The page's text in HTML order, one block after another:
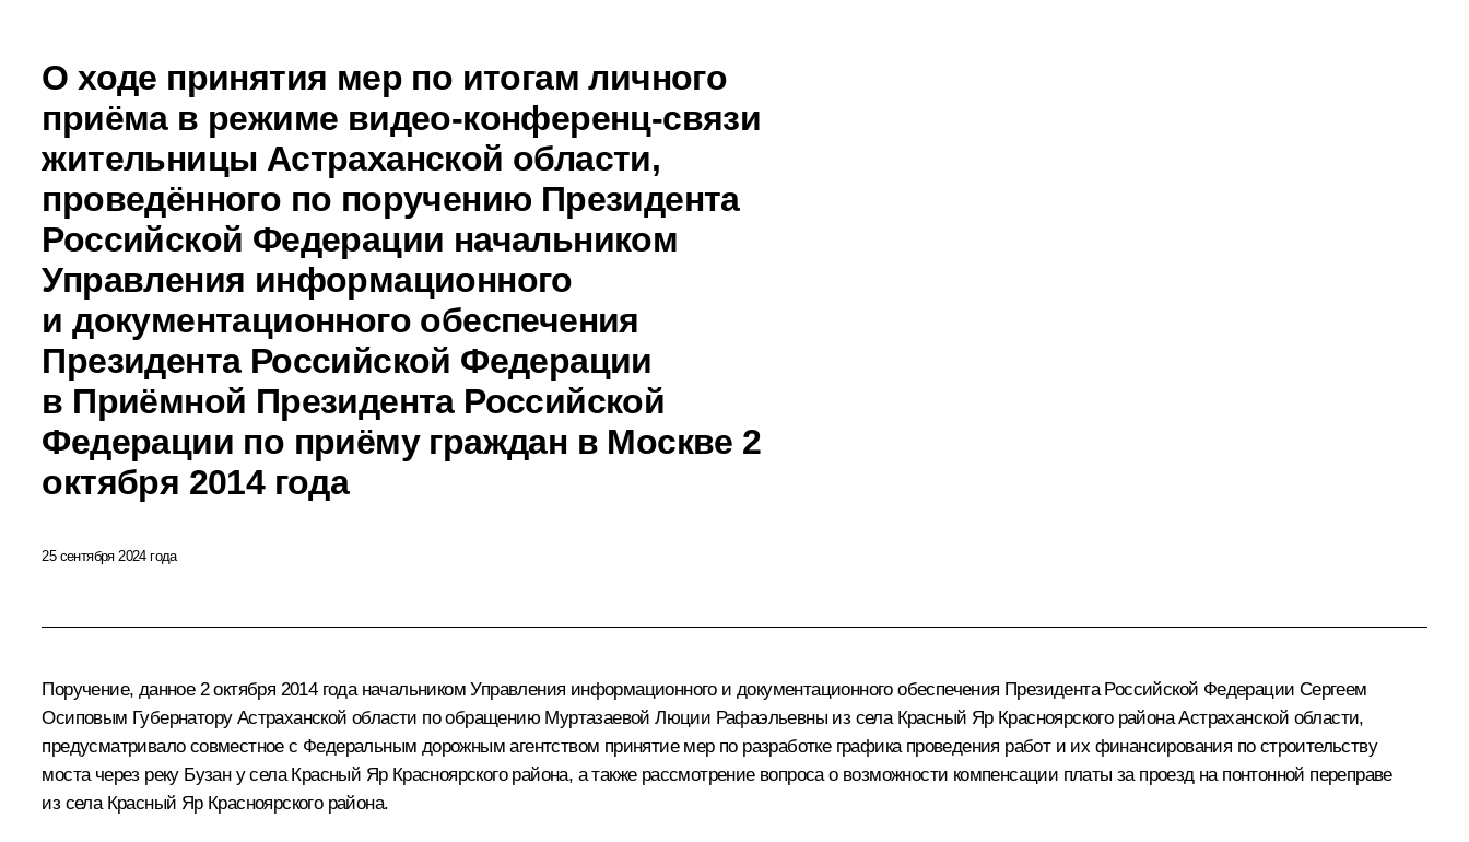
О ходе принятия мер по итогам личного
приёма в режиме видео-конференц-связи
жительницы Астраханской области,
проведённого по поручению Президента
Российской Федерации начальником
Управления информационного
и документационного обеспечения
Президента Российской Федерации
в Приёмной Президента Российской
Федерации по приёму граждан в Москве 2
октября 2014 года
25 сентября 2024 года
Поручение, данное 2 октября 2014 года начальником Управления информационного и документационного обеспечения Президента Российской Федерации Сергеем
Осиповым Губернатору Астраханской области по обращению Муртазаевой Люции Рафаэльевны из села Красный Яр Красноярского района Астраханской области,
предусматривало совместное с Федеральным дорожным агентством принятие мер по разработке графика проведения работ и их финансирования по строительству
моста через реку Бузан у села Красный Яр Красноярского района, а также рассмотрение вопроса о возможности компенсации платы за проезд на понтонной переправе
из села Красный Яр Красноярского района.